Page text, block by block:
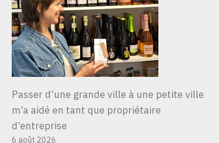
Passer d’une grande ville à une petite ville
m’a aidé en tant que propriétaire
d’entreprise
6 août 2026